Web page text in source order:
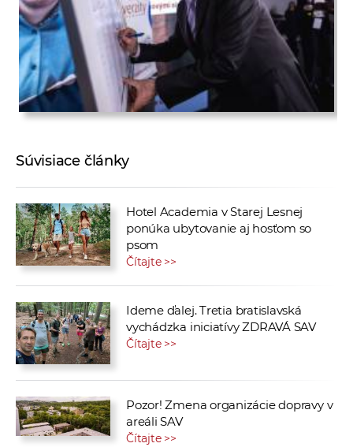
Súvisiace články
Hotel Academia v Starej Lesnej
ponúka ubytovanie aj hosťom so
psom
Čítajte >>
Ideme ďalej. Tretia bratislavská
vychádzka iniciatívy ZDRAVÁ SAV
Čítajte >>
Pozor! Zmena organizácie dopravy v
areáli SAV
Čítajte >>